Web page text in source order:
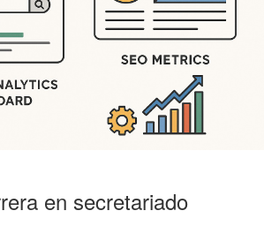
en secretariado